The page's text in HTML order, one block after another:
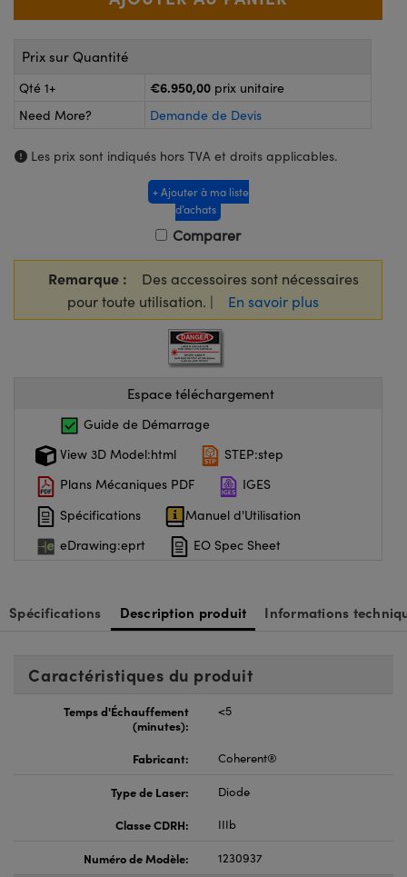
de Poche ou à Mesure Directe
: Microscopie
pour Caméras
Optiques Lightpath
Prix sur Quantité
Qté 1+ €6.950,00 prix unitaire
Need More?
Demande de Devis
Les prix sont indiqués hors TVA et droits applicables.
+ Ajouter à ma liste
d’achats
Comparer
Remarque :
Des accessoires sont nécessaires
pour toute utilisation. |
En savoir plus
Espace téléchargement
Guide de Démarrage
View 3D Model:html
STEP:step
Plans Mécaniques PDF
IGES
Spécifications
Manuel d'Utilisation
eDrawing:eprt
EO Spec Sheet
Spécifications Description produit Informations
Caractéristiques du produit
Temps d'Échauffement
(minutes):
<5
Fabricant: Coherent®
Type de Laser:
Diode
Classe CDRH:
IIIb
Numéro de Modèle: 1230937